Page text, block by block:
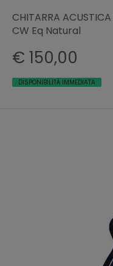
CHITARRA
CW Eq Natural
€ 150,00
DISPONIBILITÀ IMMEDIATA